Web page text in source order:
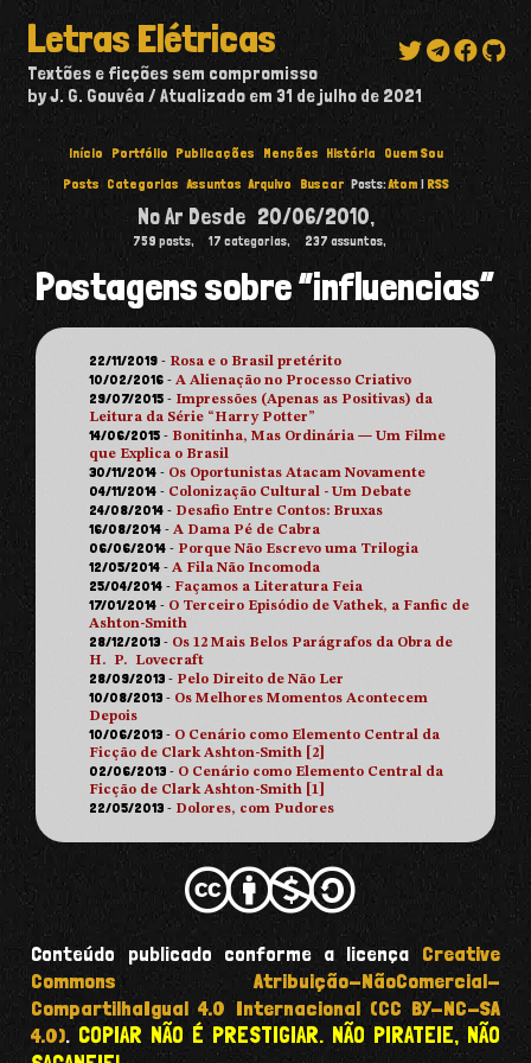
Letras Elétricas
Textões e ficções sem compromisso
by J. G. Gouvêa
Atualizado em31 de julho de 2021
Início Portfólio Publicações Menções História
Quem Sou
Posts Categorias Assuntos Arquivo Buscar Posts:Atom | RSS
No Ar Desde 20/06/2010,
759 posts, 17 categorias, 237 assuntos,
Postagens sobre “influencias”
22/11/2019 - Rosa e o Brasil pretérito
10/02/2016 -A Alienação no Processo Criativo
29/07/2015 - Impressões (Apenas as Positivas) da
Leitura da Série “Harry Potter”
14/06/2015 - Bonitinha, Mas Ordinária — Um Filme
que Explica o Brasil
30/11/2014 - Os Oportunistas Atacam Novamente
04/11/2014 - Colonização Cultural - Um Debate
24/08/2014 - Desafio Entre Contos: Bruxas
16/08/2014 -A Dama Pé de Cabra
06/06/2014 - Porque Não Escrevo uma Trilogia
12/05/2014 -A Fila Não Incomoda
25/04/2014 - Façamos a Literatura Feia
17/01/2014 - O Terceiro Episódio de Vathek, a Fanfic de
Ashton-Smith
28/12/2013 - Os 12 Mais Belos Parágrafos da Obra de
H. P. Lovecraft
28/09/2013 - Pelo Direito de Não Ler
10/08/2013 - Os Melhores Momentos Acontecem
Depois
10/06/2013 - O Cenário como Elemento Central da
Ficção de Clark Ashton-Smith [2]
02/06/2013 - O Cenário como Elemento Central da
Ficção de Clark Ashton-Smith [1]
22/05/2013 - Dolores, com Pudores
Conteúdo publicado conforme a licença Creative
Commons Atribuição-NãoComercial-
CompartilhaIgual 4.0 Internacional (CC BY-NC-SA
4.0). COPIAR NÃO É PRESTIGIAR. NÃO PIRATEIE, NÃO